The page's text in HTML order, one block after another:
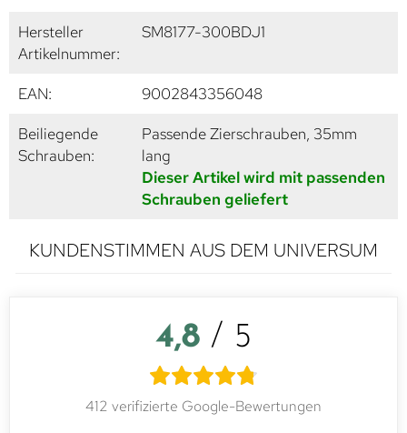
Hersteller
Artikelnummer:
SM8177-300BDJ1
EAN:
9002843356048
Beiliegende
Schrauben:
Passende Zierschrauben, 35mm
lang
Dieser Artikel wird mit passenden
Schrauben geliefert
KUNDENSTIMMEN AUS DEM UNIVERSUM
4,8 / 5
412 verifizierte Google-Bewertungen